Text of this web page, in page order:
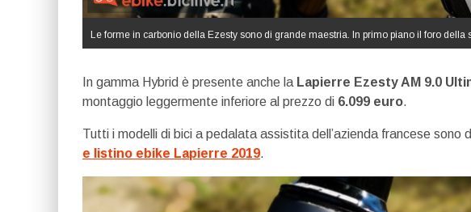
Le forme in carbonio della Ezesty sono di grande maestria. In primo piano il foro della
In gamma Hybrid è presente anche la Lapierre Ezesty AM 9.0
montaggio leggermente inferiore al prezzo di 6.099 euro.
Tutti i modelli di bici a pedalata assistita dell’azienda francese sono
e listino ebike Lapierre 2019.